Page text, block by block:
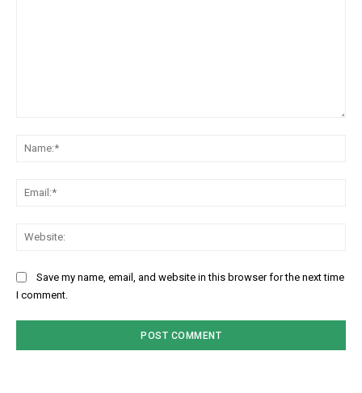
Save my name, email, and website in this browser for the next time
I comment.